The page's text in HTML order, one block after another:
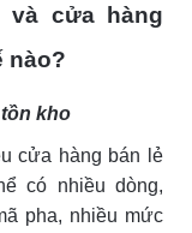
và cửa hàng
nào?
kho
cửa hàng bán lẻ
có nhiều dòng,
pha, nhiều mức